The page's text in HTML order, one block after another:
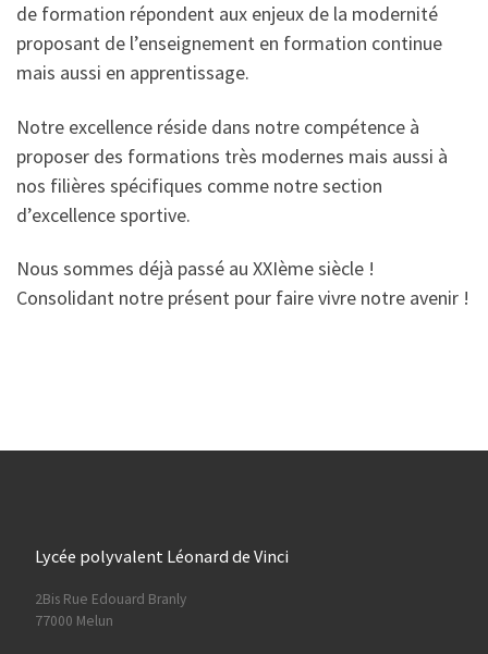
de formation répondent aux enjeux de la modernité
proposant de l’enseignement en formation continue
mais aussi en apprentissage.
Notre excellence réside dans notre compétence à
proposer des formations très modernes mais aussi à
nos filières spécifiques comme notre section
d’excellence sportive.
Nous sommes déjà passé au XXIème siècle !
Consolidant notre présent pour faire vivre notre avenir !
Lycée polyvalent Léonard de Vinci
2Bis Rue Edouard Branly
77000 Melun